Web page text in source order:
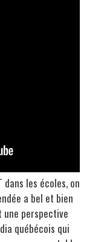
dans les écoles, on
a bel et bien
une perspective
québécois qui